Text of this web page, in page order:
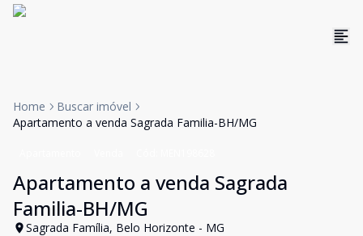
Home
Buscar imóvel
Apartamento a venda Sagrada Familia-BH/MG
Apartamento a venda Sagrada
Familia-BH/MG
Sagrada Família, Belo Horizonte - MG